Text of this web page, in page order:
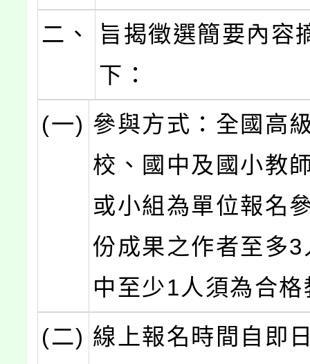
二、
旨揭徵選簡要內容
下：
(一) 參與方式：全國高
校、國中及國小教
或小組為單位報名
份成果之作者至多
中至少1人須為合
(二) 線上報名時間自即